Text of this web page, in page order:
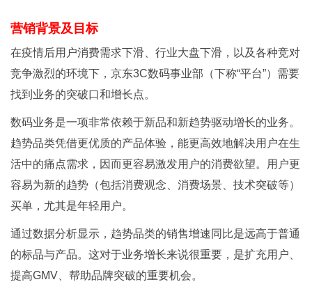
营销背景及目标
在疫情后用户消费需求下滑、行业大盘下滑，以及各种竞对
竞争激烈的环境下，京东3C数码事业部（下称“平台”）需要
找到业务的突破口和增长点。
数码业务是一项非常依赖于新品和新趋势驱动增长的业务。
趋势品类凭借更优质的产品体验，能更高效地解决用户在生
活中的痛点需求，因而更容易激发用户的消费欲望。用户更
容易为新的趋势（包括消费观念、消费场景、技术突破等）
买单，尤其是年轻用户。
通过数据分析显示，趋势品类的销售增速同比是远高于普通
的标品与产品。这对于业务增长来说很重要，是扩充用户、
提高GMV、帮助品牌突破的重要机会。